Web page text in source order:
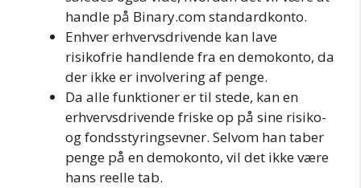
handle på Binary.com standardkonto.
Enhver erhvervsdrivende kan lave
risikofrie handlende fra en demokonto, da
der ikke er involvering af penge.
Da alle funktioner er til stede, kan en
erhvervsdrivende friske op på sine risiko-
og fondsstyringsevner. Selvom han taber
penge på en demokonto, vil det ikke være
hans reelle tab.